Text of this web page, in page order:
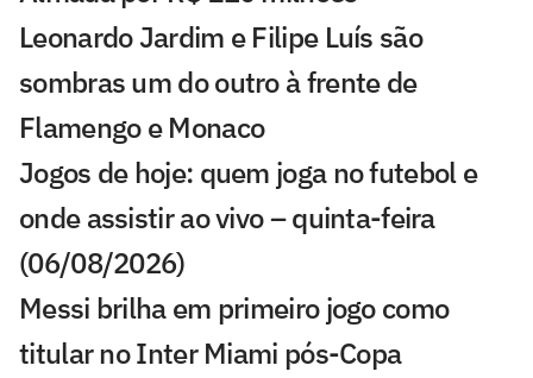
Leonardo Jardim e Filipe Luís são
sombras um do outro à frente de
Flamengo e Monaco
Jogos de hoje: quem joga no futebol e
onde assistir ao vivo – quinta-feira
(06/08/2026)
Messi brilha em primeiro jogo como
titular no Inter Miami pós-Copa